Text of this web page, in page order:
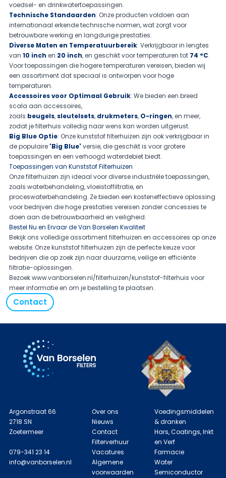
voedsel- en drinkwatertoepassingen.
Technische Standaarden: Onze producten voldoen aan
internationaal erkende technische normen, wat zorgt voor
betrouwbare werking en langdurige prestaties.
Diverse Maten en Temperatuurbereik: Verkrijgbaar in lengtes
van 10 inch en 20 inch, en geschikt voor temperaturen tot 74 °C.
Voor toepassingen die hogere temperaturen vereisen, bieden wij
een assortiment dat speciaal is ontworpen voor hoge
temperaturen.
Accessoires voor Optimaal Gebruik: We bieden een breed
scala aan accessoires,
zoals beugels, sleutelsets, drukmeters, O-ringen, en meer,
zodat je filterhuis volledig naar wens kan worden uitgerust.
Big Blue Optie: Onze kunststof filterhuizen zijn ook verkrijgbaar in
de populaire 'Big Blue' versie, die geschikt is voor grotere
toepassingen en een verhoogd waterdebiet biedt.
Toepassingen van Kunststof Filterhuizen
Onze filterhuizen zijn ideaal voor diverse industriële toepassingen,
zoals waterbehandeling, vloeistoffiltratie, en
proceswaterbehandeling. Ze bieden een kosteneffectieve oplossing
voor bedrijven die hoge prestaties vereisen zonder concessies te
doen aan de betrouwbaarheid en veiligheid.
Bestel Nu en Ervaar de Van Borselen Kwaliteit
Bekijk ons volledige assortiment filterhuizen en accessoires op onze
website. Onze kunststof filterhuizen zijn de perfecte keuze voor
bedrijven die op zoek zijn naar duurzame, veilige en efficiënte
filtratie-oplossingen.
Bezoekwww.vanborselen.nl/filterhuizen/kunststof-filterhuis voor
meer informatie en om je bestelling te plaatsen.
Contact
Argonstraat 66
2718 SN
Zoetermeer
079-341 23 14
info@vanborselen.nl
Over ons
Nieuws
Contact
Filterverhuur
Vacatures
Algemene
voorwaarden
Voedingsmiddelen
& dranken
Hars, Coatings, Inkt
en Verf
Farmacie
Water
Semiconductor